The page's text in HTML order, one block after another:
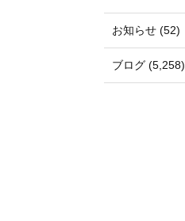
お知らせ (52)
ブログ (5,258)